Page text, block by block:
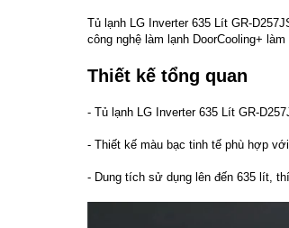
Tủ lạnh LG Inverter 635 Lít GR-
công nghệ làm lạnh DoorCooling+
Thiết kế tổng quan
- Tủ lạnh LG Inverter 635 Lít GR-
- Thiết kế màu bạc tinh tế phù hợp
- Dung tích sử dụng lên đến 635 lít,